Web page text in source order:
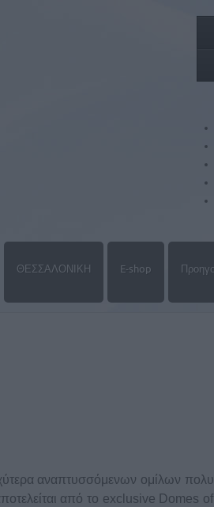
ΘΕΣΣΑΛΟΝΙΚΗ E-shop
αναπτυσσόμενων ομίλων
από το exclusive Domes of